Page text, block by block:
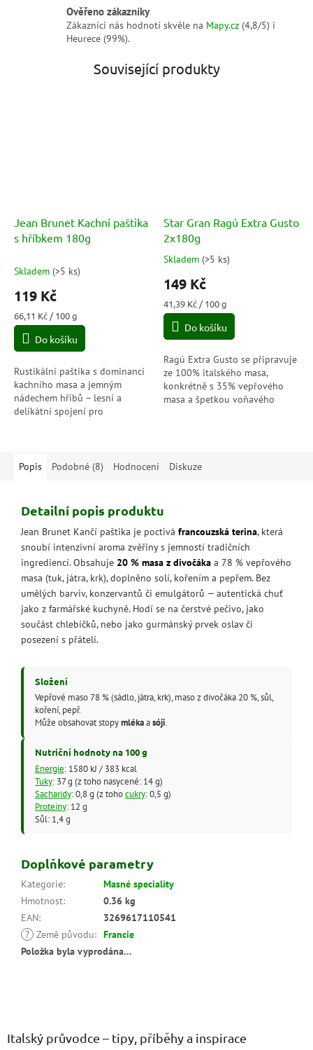
Ověřeno zákazníky
Zákazníci nás hodnotí skvěle na Mapy.cz (4,8/5) i
Heurece (99%).
Související produkty
Jean Brunet Kachní paštika
s hříbkem 180g
Skladem (>5 ks)
119 Kč
Měrná
cena:
66,11 Kč / 100 g
Do košíku
Rustikální paštika s dominancí
kachního masa a jemným
nádechem hřibů – lesní a
delikátní spojení pro
Star Gran Ragú Extra Gusto
2x180g
Průměrné
hodnocení
produktu
je
4,0
5
hvězdiček.
Skladem (>5 ks)
149 Kč
Měrná
cena:
41,39 Kč / 100 g
Do košíku
Ragú Extra Gusto se připravuje
ze 100% italského masa,
konkrétně s 35% vepřového
masa a špetkou voňavého
Popis Podobné (8) Hodnocení Diskuze
Detailní popis produktu
Jean Brunet Kančí paštika je poctivá francouzská terina, která
snoubí intenzivní aroma zvěřiny s jemností tradičních
ingrediencí. Obsahuje 20 % masa z divočáka a 78 % vepřového
masa (tuk, játra, krk), doplněno solí, kořením a pepřem. Bez
umělých barviv, konzervantů či emulgátorů — autentická chuť
jako z farmářské kuchyně. Hodí se na čerstvé pečivo, jako
součást chlebíčků, nebo jako gurmánský prvek oslav či
posezení s přáteli.
Složení
Vepřové maso 78 % (sádlo, játra, krk), maso z divočáka 20 %, sůl,
koření, pepř.
Může obsahovat stopymlékaasóji.
Nutriční hodnoty na 100 g
Energie: 1580 kJ / 383 kcal
Tuky: 37 g (z toho nasycené: 14 g)
Sacharidy: 0,8 g (z tohocukry: 0,5 g)
Proteiny: 12 g
Sůl: 1,4 g
Doplňkové parametry
Kategorie:
Masné speciality
Hmotnost:
0.36 kg
EAN:
3269617110541
? Země původu: Francie
Položka byla vyprodána…
Italský průvodce – tipy, příběhy a inspirace